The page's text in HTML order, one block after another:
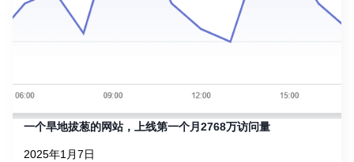
一个旱地拔葱的网站，上线第一个月2768万访问量
2025年1月7日